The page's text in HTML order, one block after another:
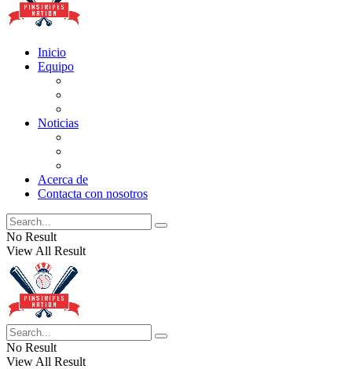
Inicio
Equipo
Noticias
Acerca de
Contacta con nosotros
No Result
View All Result
No Result
View All Result